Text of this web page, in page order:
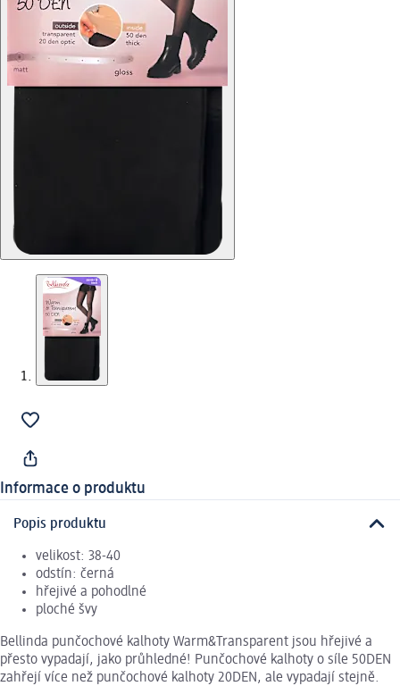
Informace o produktu
Popis produktu
velikost: 38-40
odstín: černá
hřejivé a pohodlné
ploché švy
Bellinda punčochové kalhoty Warm&Transparent jsou hřejivé a
přesto vypadají, jako průhledné! Punčochové kalhoty o síle 50DEN
zahřejí více než punčochové kalhoty 20DEN, ale vypadají stejně.